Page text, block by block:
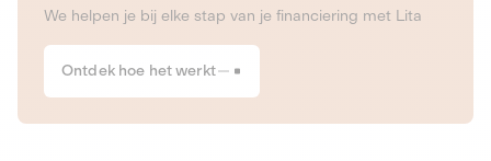
We helpen je bij elke stap van je financiering met Lita
Ontdek hoe het werkt